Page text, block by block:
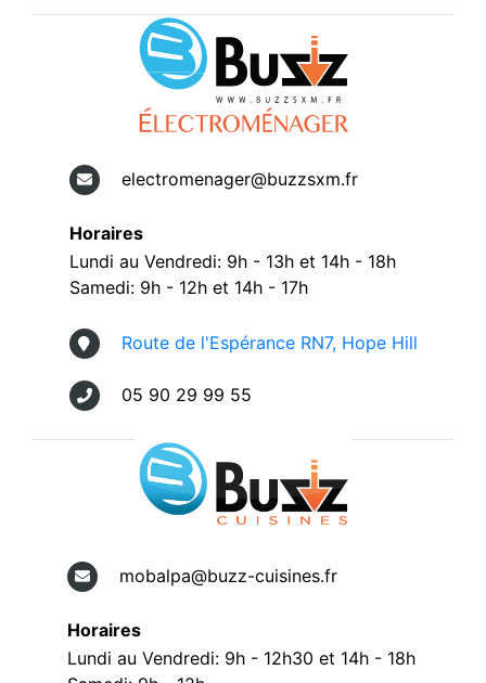
electromenager@buzzsxm.fr
Horaires
Lundi au Vendredi: 9h - 13h et 14h - 18h
Samedi: 9h - 12h et 14h - 17h
Route de l'Espérance RN7, Hope Hill
05 90 29 99 55
mobalpa@buzz-cuisines.fr
Horaires
Lundi au Vendredi: 9h - 12h30 et 14h - 18h